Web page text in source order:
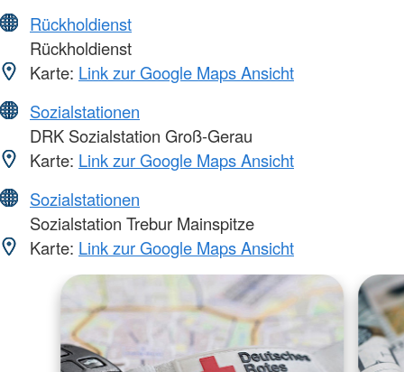
Rückholdienst
Rückholdienst
Karte: Link zur Google Maps Ansicht
Sozialstationen
DRK Sozialstation Groß-Gerau
Karte: Link zur Google Maps Ansicht
Sozialstationen
Sozialstation Trebur Mainspitze
Karte: Link zur Google Maps Ansicht